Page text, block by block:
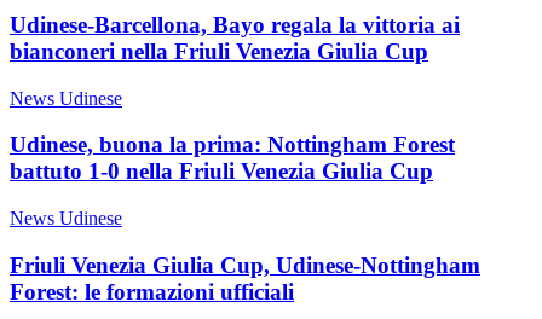
Udinese-Barcellona, Bayo regala la vittoria ai
bianconeri nella Friuli Venezia Giulia Cup
News Udinese
Udinese, buona la prima: Nottingham Forest
battuto 1-0 nella Friuli Venezia Giulia Cup
News Udinese
Friuli Venezia Giulia Cup, Udinese-Nottingham
Forest: le formazioni ufficiali